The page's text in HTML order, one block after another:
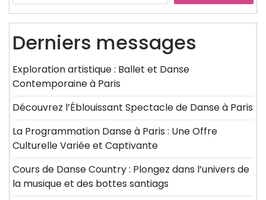
Derniers messages
Exploration artistique : Ballet et Danse
Contemporaine à Paris
Découvrez l’Éblouissant Spectacle de Danse à Paris
La Programmation Danse à Paris : Une Offre
Culturelle Variée et Captivante
Cours de Danse Country : Plongez dans l’univers de
la musique et des bottes santiags